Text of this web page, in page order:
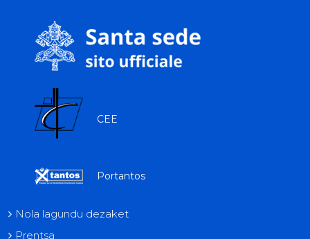
CEE
Portantos
Nola lagundu dezaket
Prentsa